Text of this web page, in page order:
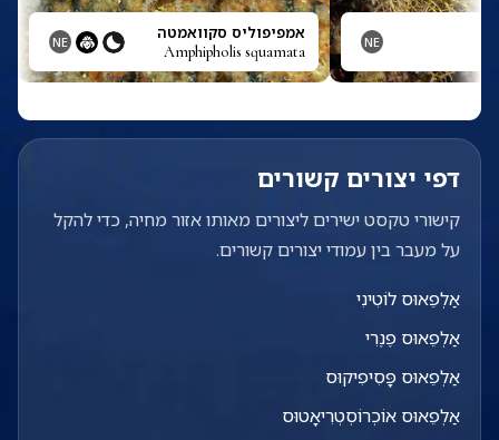
NE אמפיפוליס סקוואמטה
Amphipholis squamata
NE
דפי יצורים קשורים
קישורי טקסט ישירים ליצורים מאותו אזור מחיה, כדי להקל
על מעבר בין עמודי יצורים קשורים.
אַלְפֵאוּס לוֹטִינִי
אַלְפֵאוּס פֶנֶרִי
אַלְפֵאוּס פָּסִיפִיקוּס
אַלְפֵאוּס אוֹכְרוֹסְטְרִיאָטוּס